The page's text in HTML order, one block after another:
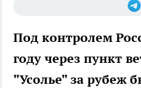
Под контролем
году через пункт
"Усолье" за рубеж